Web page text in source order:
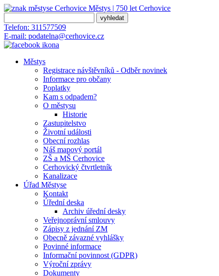
Městys | 750 let Cerhovice
Telefon: 311577509
E-mail: podatelna@cerhovice.cz
Městys
Registrace návštěvníků - Odběr novinek
Informace pro občany
Poplatky
Kam s odpadem?
O městysu
Historie
Zastupitelstvo
Životní události
Obecní rozhlas
Náš mapový portál
ZŠ a MŠ Cerhovice
Cerhovický čtvrtletník
Kanalizace
Úřad Městyse
Kontakt
Úřední deska
Archiv úřední desky
Veřejnoprávní smlouvy
Zápisy z jednání ZM
Obecně závazné vyhlášky
Povinné informace
Informační povinnost (GDPR)
Výroční zprávy
Dokumenty